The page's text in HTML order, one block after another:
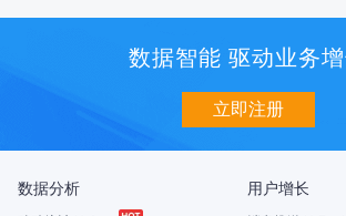
数据智能 驱动业务
立即注册
数据分析 用户增长